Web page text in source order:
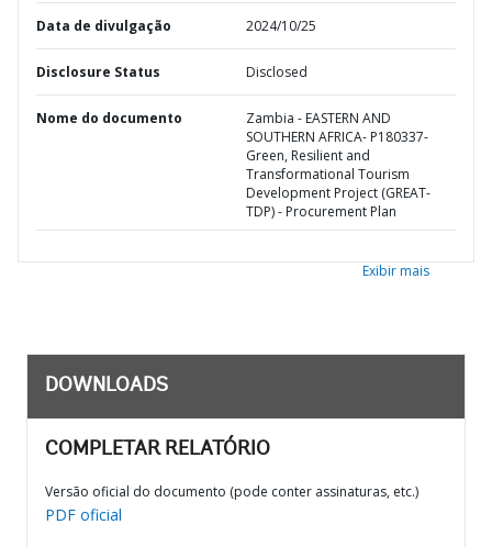
Data de divulgação 2024/10/25
Disclosure Status Disclosed
Nome do documento
Zambia - EASTERN AND
SOUTHERN AFRICA- P180337-
Green, Resilient and
Transformational Tourism
Development Project (GREAT-
TDP) - Procurement Plan
Exibir mais
DOWNLOADS
COMPLETAR RELATÓRIO
Versão oficial do documento (pode conter assinaturas, etc.)
PDF oficial